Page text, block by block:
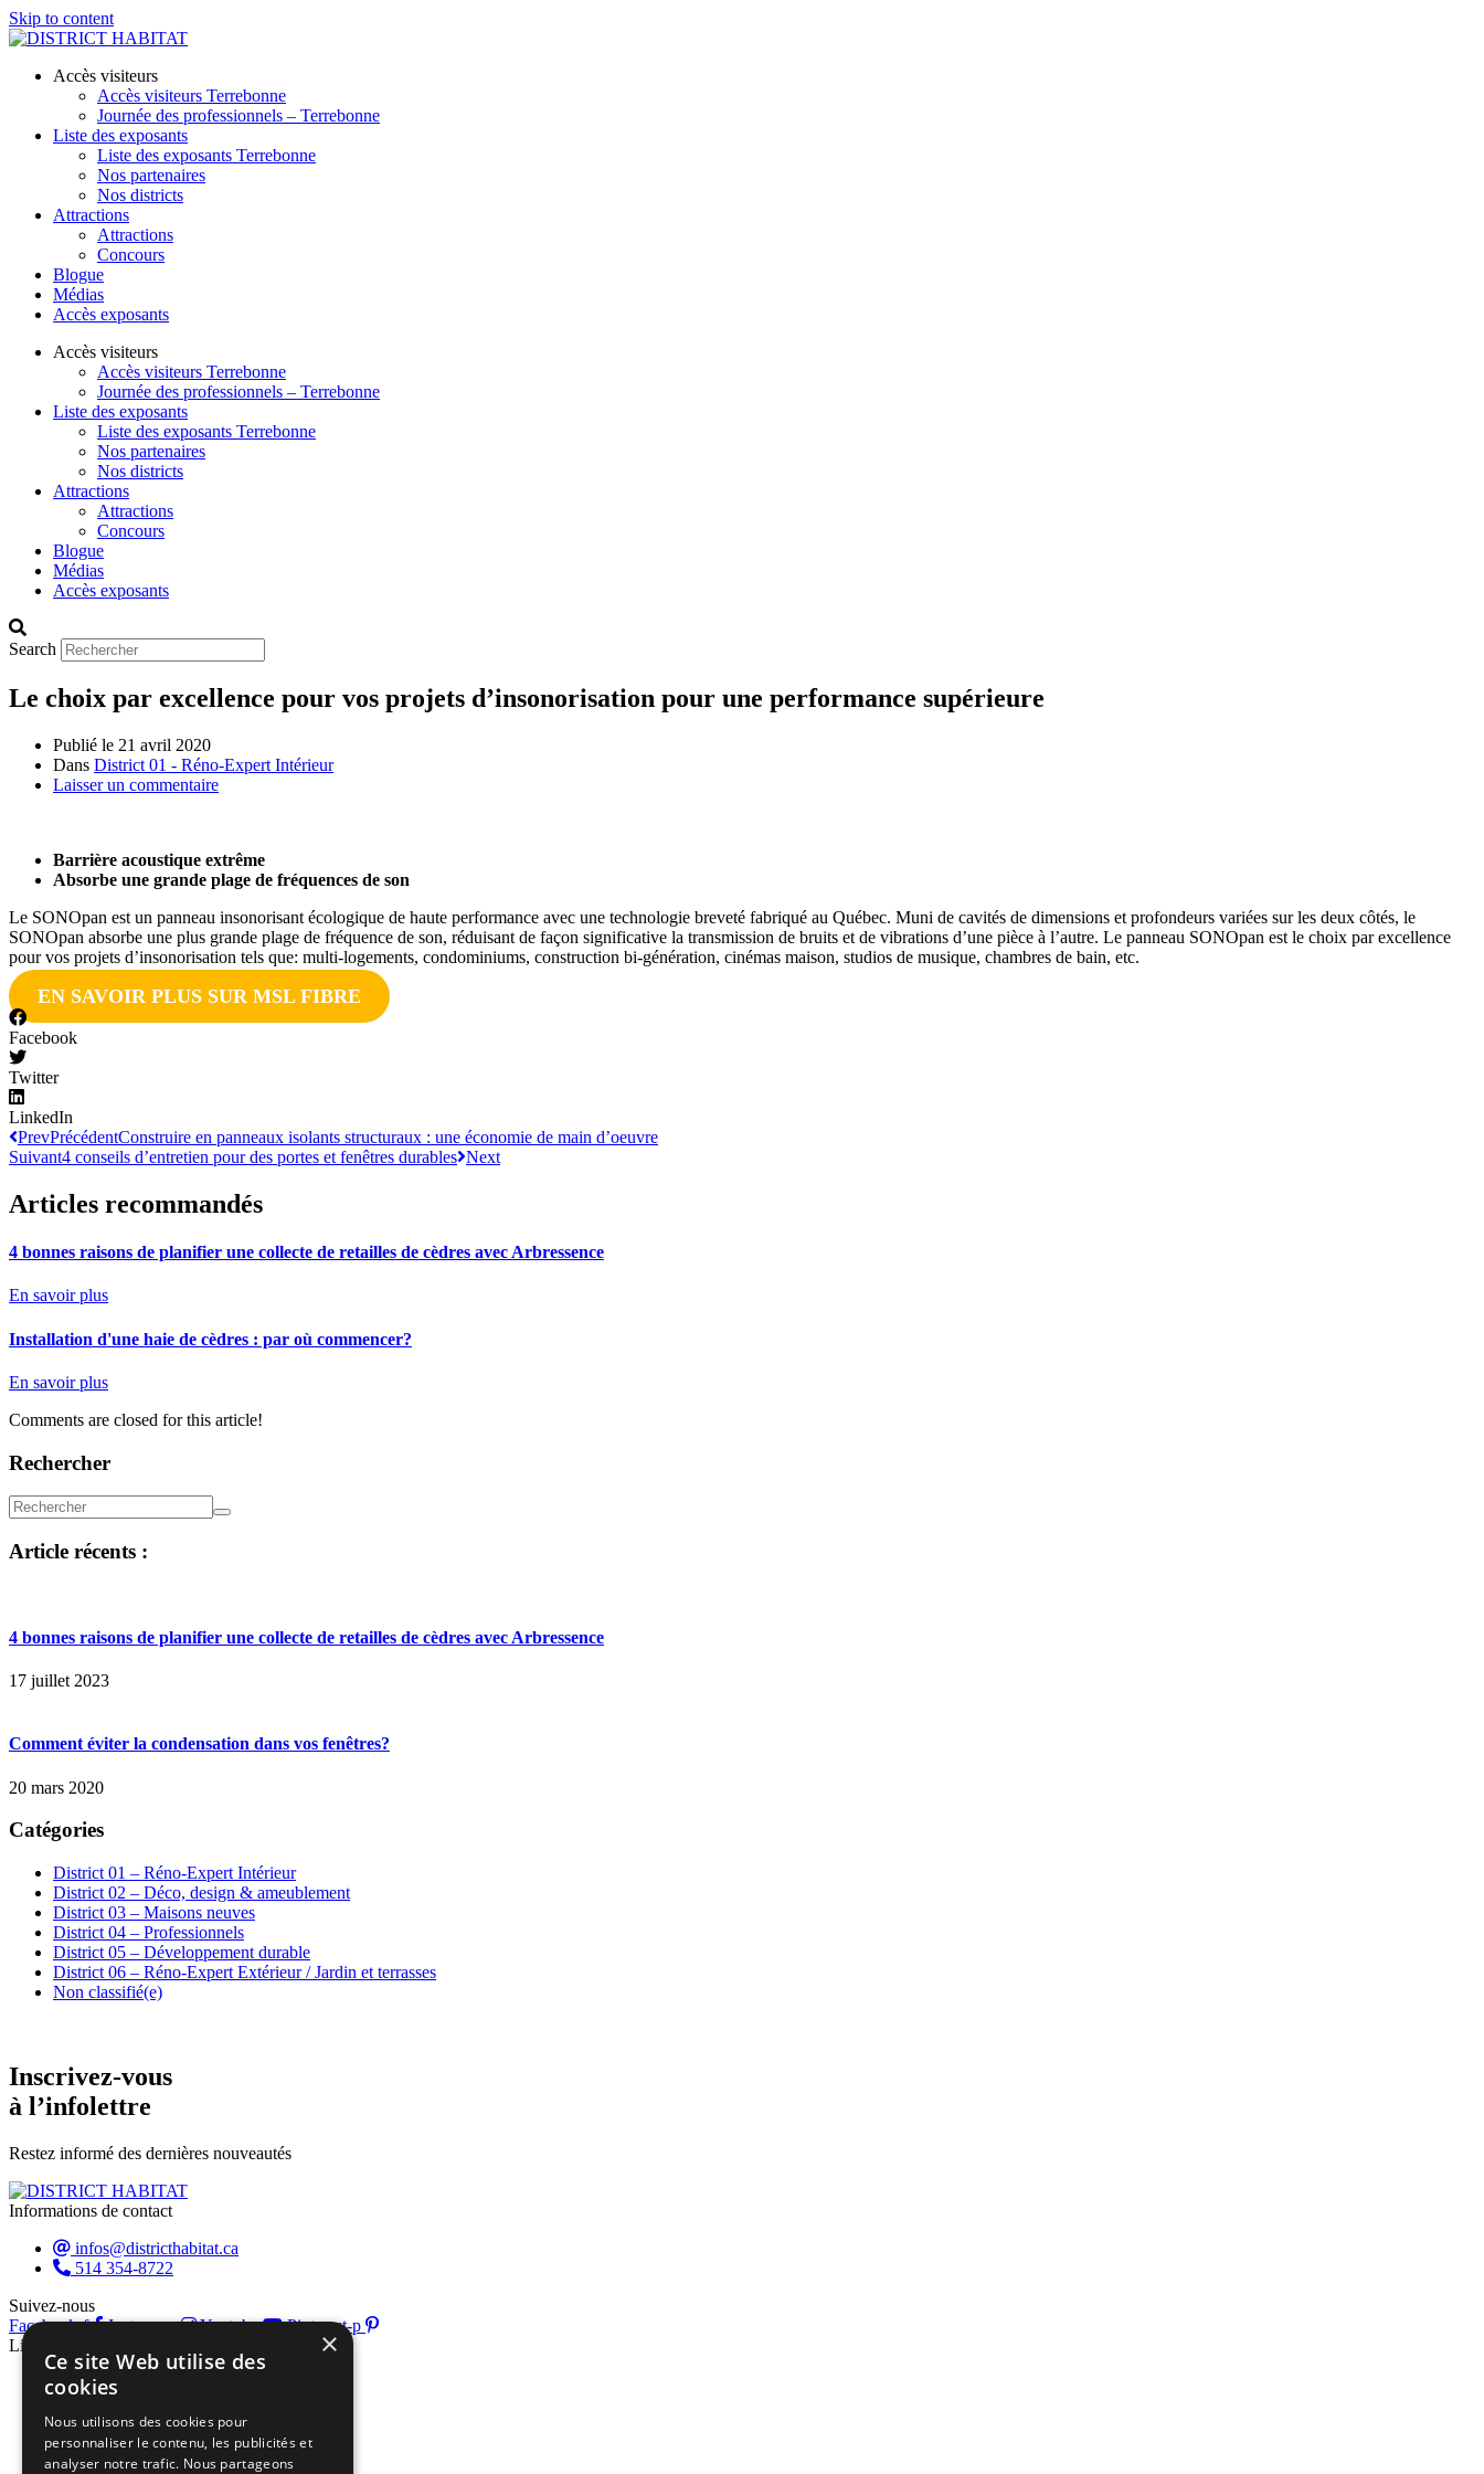
Skip to content
Accès visiteurs
Accès visiteurs Terrebonne
Journée des professionnels – Terrebonne
Liste des exposants
Liste des exposants Terrebonne
Nos partenaires
Nos districts
Attractions
Attractions
Concours
Blogue
Médias
Accès exposants
Accès visiteurs
Accès visiteurs Terrebonne
Journée des professionnels – Terrebonne
Liste des exposants
Liste des exposants Terrebonne
Nos partenaires
Nos districts
Attractions
Attractions
Concours
Blogue
Médias
Accès exposants
Search
Le choix par excellence pour vos projets d’insonorisation pour une performance supérieure
Publié le 21 avril 2020
Dans District 01 - Réno-Expert Intérieur
Laisser un commentaire
Barrière acoustique extrême
Absorbe une grande plage de fréquences de son
Le SONOpan est un panneau insonorisant écologique de haute performance avec une technologie breveté fabriqué au Québec. Muni de cavités de dimensions et profondeurs variées sur les deux côtés, le
SONOpan absorbe une plus grande plage de fréquence de son, réduisant de façon significative la transmission de bruits et de vibrations d’une pièce à l’autre. Le panneau SONOpan est le choix par excellence
pour vos projets d’insonorisation tels que: multi-logements, condominiums, construction bi-génération, cinémas maison, studios de musique, chambres de bain, etc.
EN SAVOIR PLUS SUR MSL FIBRE
Facebook
Twitter
LinkedIn
PrevPrécédentConstruire en panneaux isolants structuraux : une économie de main d’oeuvre
Suivant4 conseils d’entretien pour des portes et fenêtres durables Next
Articles recommandés
4 bonnes raisons de planifier une collecte de retailles de cèdres avec Arbressence
En savoir plus
Installation d'une haie de cèdres : par où commencer?
En savoir plus
Comments are closed for this article!
Rechercher
Article récents :
4 bonnes raisons de planifier une collecte de retailles de cèdres avec Arbressence
17 juillet 2023
Comment éviter la condensation dans vos fenêtres?
20 mars 2020
Catégories
District 01 – Réno-Expert Intérieur
District 02 – Déco, design & ameublement
District 03 – Maisons neuves
District 04 – Professionnels
District 05 – Développement durable
District 06 – Réno-Expert Extérieur / Jardin et terrasses
Non classifié(e)
Inscrivez-vous
à l’infolettre
Restez informé des dernières nouveautés
Informations de contact
infos@districthabitat.ca
514 354-8722
Suivez-nous
Facebook-f
Instagram Youtube
Pinterest-p
Liens rapides
À propos
Programmation
Blogue
×
Ce site Web utilise des
cookies
Nous utilisons des cookies pour
personnaliser le contenu, les publicités et
analyser notre trafic. Nous partageons